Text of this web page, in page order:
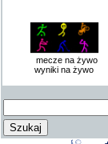
mecze na żywo
wyniki na żywo